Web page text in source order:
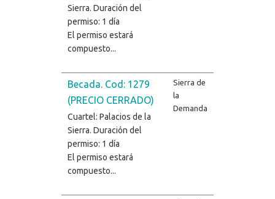
Sierra. Duración del
permiso: 1 día
El permiso estará
compuesto...
Becada. Cod: 1279
(PRECIO CERRADO)
Cuartel: Palacios de la
Sierra. Duración del
permiso: 1 día
El permiso estará
compuesto...
Sierra de
la
Demanda